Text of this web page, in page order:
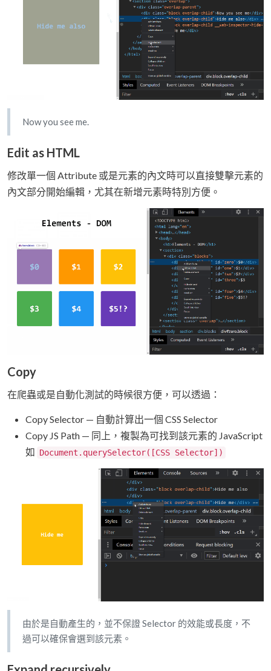
Now you see me.
Edit as HTML
修改單一個 Attribute 或是元素的內文時可以直接雙擊元素的
內文部分開始編輯，尤其在新增元素時特別方便。
Copy
在爬蟲或是自動化測試的時候很方便，可以透過：
Copy Selector — 自動計算出一個 CSS Selector
Copy JS Path — 同上，複製為可找到該元素的 JavaScript
如 Document.querySelector([CSS Selector])
由於是自動產生的，並不保證 Selector 的效能或長度，不
過可以確保會選到該元素。